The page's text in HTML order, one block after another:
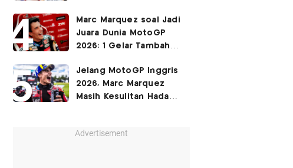
SEA Womens V Cup
2026
Marc Marquez soal Jadi
Juara Dunia MotoGP
2026: 1 Gelar Tambahan
Saya
Jelang MotoGP Inggris
2026, Marc Marquez
Masih Kesulitan Hadapi
Advertisement